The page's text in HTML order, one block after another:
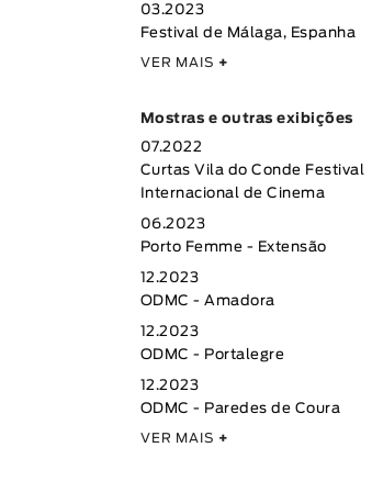
03.2023
Festival de Málaga, Espanha
VER MAIS +
Mostras e outras exibições
07.2022
Curtas Vila do Conde Festival
Internacional de Cinema
06.2023
Porto Femme - Extensão
12.2023
ODMC - Amadora
12.2023
ODMC - Portalegre
12.2023
ODMC - Paredes de Coura
VER MAIS +